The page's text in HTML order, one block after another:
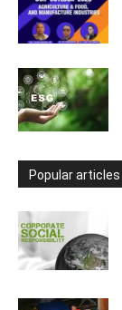
Popular articles